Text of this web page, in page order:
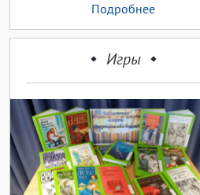
Подробнее
Игры